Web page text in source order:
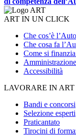
ART IN UN CLICK
Che cos’è
Che cosa fa
Come si
Accessibilità
LAVORARE IN ART
Bandi e concorsi
Selezione esperti
Praticantato
Tirocini di